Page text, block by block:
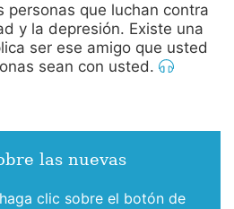
personas que luchan contra
y la depresión. Existe una
ser ese amigo que usted
sean con usted.
las nuevas
clic sobre el botón de